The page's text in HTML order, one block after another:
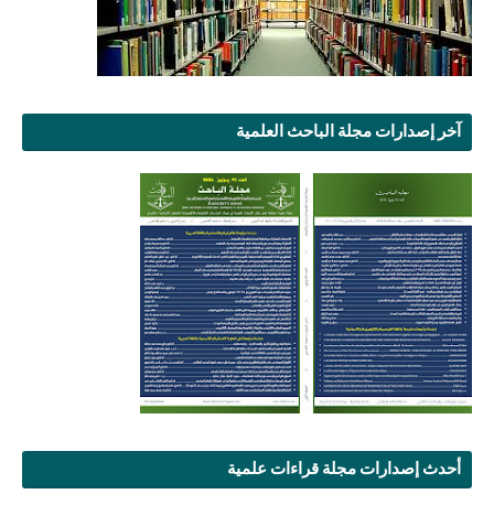
آخر إصدارات مجلة الباحث العلمية
أحدث إصدارات مجلة قراءات علمية